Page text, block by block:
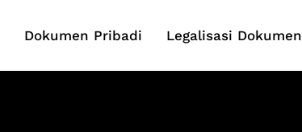
Dokumen Pribadi Legalisasi Dokumen